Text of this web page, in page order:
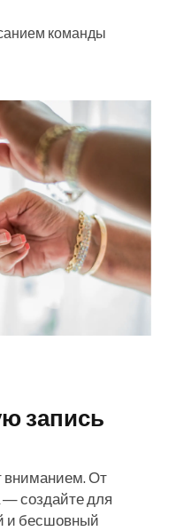
команды
запись
вниманием. От
— создайте для
и бесшовный